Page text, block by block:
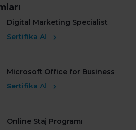
Digital Marketing Specialist
Sertifika Al
Microsoft Office for Business
Sertifika Al
Online Staj Programı